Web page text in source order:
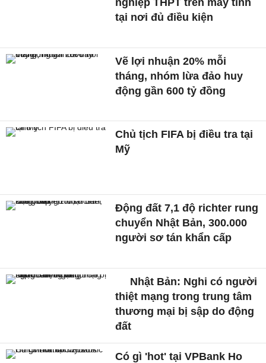
tại nơi đủ điều kiện
Vẽ lợi nhuận 20% mỗi
tháng, nhóm lừa đảo huy
động gần 600 tỷ đồng
Chủ tịch FIFA bị điều tra tại
Mỹ
Động đất 7,1 độ richter rung
chuyển Nhật Bản, 300.000
người sơ tán khẩn cấp
Nhật Bản: Nghi có người
thiệt mạng trong trung tâm
thương mại bị sập do động
đất
Có gì 'hot' tại VPBank Ho